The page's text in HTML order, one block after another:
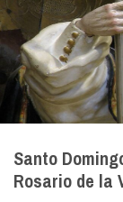
Santo
Rosario de la